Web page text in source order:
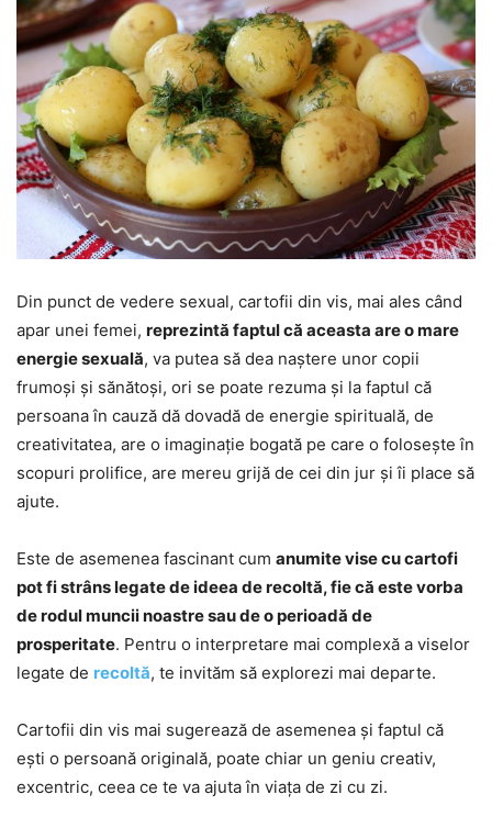
Din punct de vedere sexual, cartofii din vis, mai ales când
apar unei femei, reprezintă faptul că aceasta are o mare
energie sexuală, va putea să dea naștere unor copii
frumoși și sănătoși, ori se poate rezuma și la faptul că
persoana în cauză dă dovadă de energie spirituală, de
creativitatea, are o imaginație bogată pe care o folosește în
scopuri prolifice, are mereu grijă de cei din jur și îi place să
ajute.
Este de asemenea fascinant cum anumite vise cu cartofi
pot fi strâns legate de ideea de recoltă, fie că este vorba
de rodul muncii noastre sau de o perioadă de
prosperitate. Pentru o interpretare mai complexă a viselor
legate de recoltă, te invităm să explorezi mai departe.
Cartofii din vis mai sugerează de asemenea și faptul că
ești o persoană originală, poate chiar un geniu creativ,
excentric, ceea ce te va ajuta în viața de zi cu zi.